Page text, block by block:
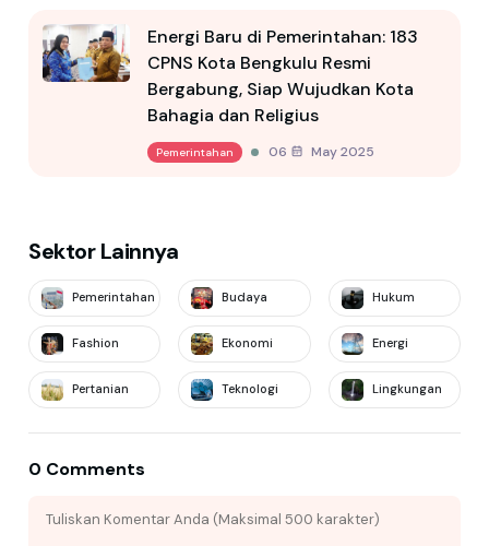
Energi Baru di Pemerintahan: 183
CPNS Kota Bengkulu Resmi
Bergabung, Siap Wujudkan Kota
Bahagia dan Religius
Pemerintahan 06 May 2025
Sektor Lainnya
Pemerintahan Budaya Hukum
Fashion Ekonomi Energi
Pertanian Teknologi Lingkungan
0 Comments